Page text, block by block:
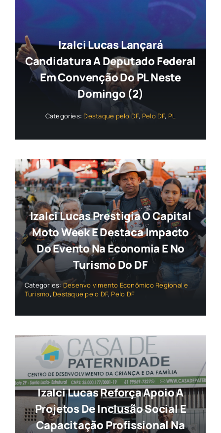
Izalci Lucas Lançará
Candidatura A Deputado Federal
Em Convenção Do PL Neste
Domingo (2)
Categories: Destaque pelo DF, Pelo DF, PL
Izalci Lucas Prestigia O Capital
Moto Week E Destaca Impacto
Do Evento Na Economia E No
Turismo Do DF
Categories: Desenvolvimento Econômico Regional e
Turismo, Destaque pelo DF, Pelo DF
Izalci Lucas Reforça Apoio A
Projetos De Inclusão Social E
Capacitação Profissional Na